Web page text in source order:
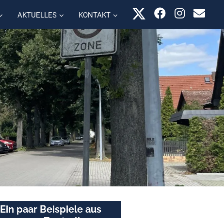
AKTUELLES KONTAKT
Ein paar Beispiele aus